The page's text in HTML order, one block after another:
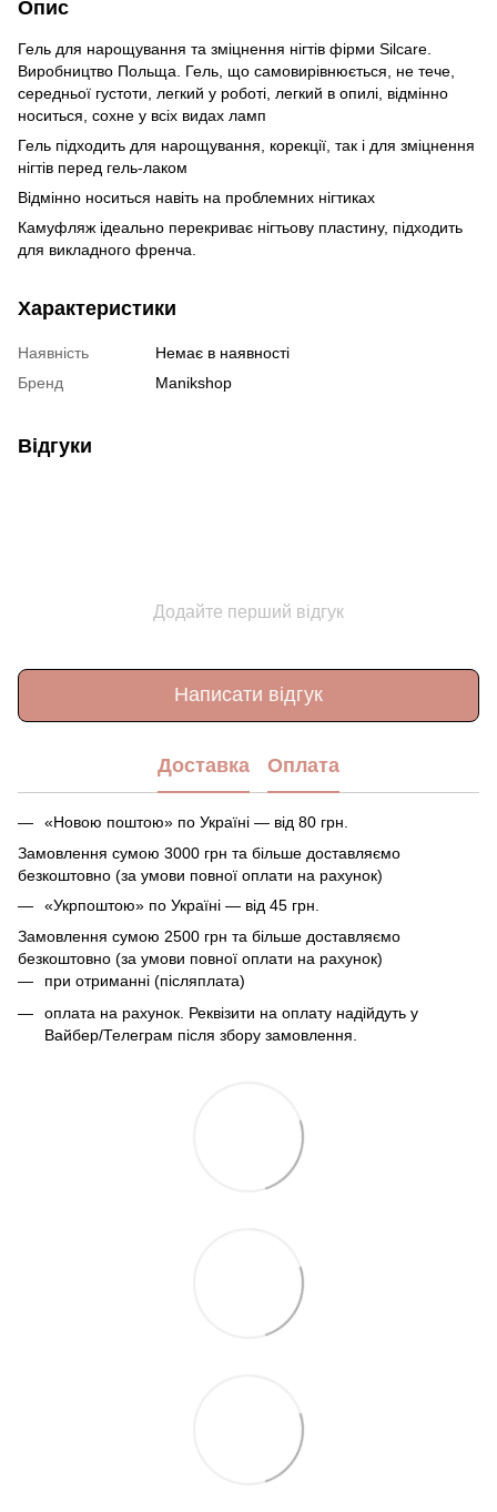
Опис
Гель для нарощування та зміцнення нігтів фірми Silcare.
Виробництво Польща. Гель, що самовирівнюється, не тече,
середньої густоти, легкий у роботі, легкий в опилі, відмінно
носиться, сохне у всіх видах ламп
Гель підходить для нарощування, корекції, так і для зміцнення
нігтів перед гель-лаком
Відмінно носиться навіть на проблемних нігтиках
Камуфляж ідеально перекриває нігтьову пластину, підходить
для викладного френча.
Характеристики
Наявність
Немає в наявності
Бренд
Manikshop
Відгуки
Додайте перший відгук
Написати відгук
Доставка Оплата
«Новою поштою» по Україні — від 80 грн.
Замовлення сумою 3000 грн та більше доставляємо
безкоштовно (за умови повної оплати на рахунок)
«Укрпоштою» по Україні — від 45 грн.
Замовлення сумою 2500 грн та більше доставляємо
безкоштовно (за умови повної оплати на рахунок)
при отриманні (післяплата)
оплата на рахунок. Реквізити на оплату надійдуть у
Вайбер/Телеграм після збору замовлення.